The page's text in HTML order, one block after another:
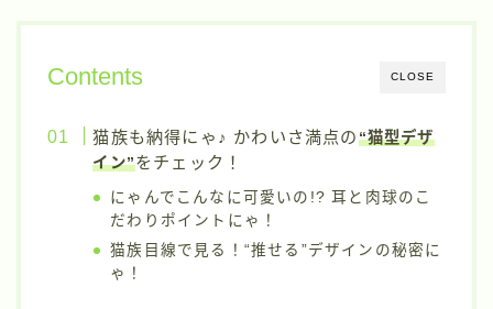
CLOSE
Contents
猫族も納得にゃ♪ かわいさ満点の“猫型デザ
イン”をチェック！
にゃんでこんなに可愛いの!? 耳と肉球のこ
だわりポイントにゃ！
猫族目線で見る！“推せる”デザインの秘密に
ゃ！